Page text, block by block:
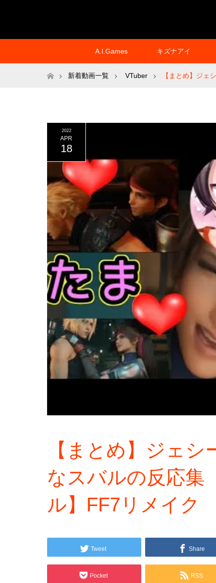
A.I.Games キズナアイ
ホーム新着動画一覧 VTuber 【まとめ】ジ
2022
APR
18
【まとめ】ジェ
なスバルの反応集
ル】FF7リメイ
Tweet Share
Pocket RSS